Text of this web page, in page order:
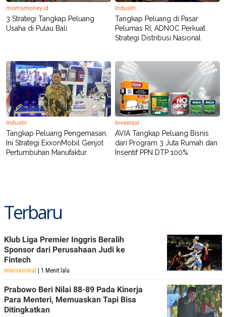
momsmoney.id
3 Strategi Tangkap Peluang
Usaha di Pulau Bali
Industri
Tangkap Peluang di Pasar
Pelumas RI, ADNOC Perkuat
Strategi Distribusi Nasional
Industri
Tangkap Peluang Pengemasan,
Ini Strategi ExxonMobil Genjot
Pertumbuhan Manufaktur
Investasi
AVIA Tangkap Peluang Bisnis
dari Program 3 Juta Rumah dan
Insentif PPN DTP 100%
Terbaru
Klub Liga Premier Inggris Beralih
Sponsor dari Perusahaan Judi ke
Fintech
Internasional | 1 Menit lalu
Prabowo Beri Nilai 88-89 Pada Kinerja
Para Menteri, Memuaskan Tapi Bisa
Ditingkatkan